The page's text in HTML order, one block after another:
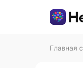
Главная